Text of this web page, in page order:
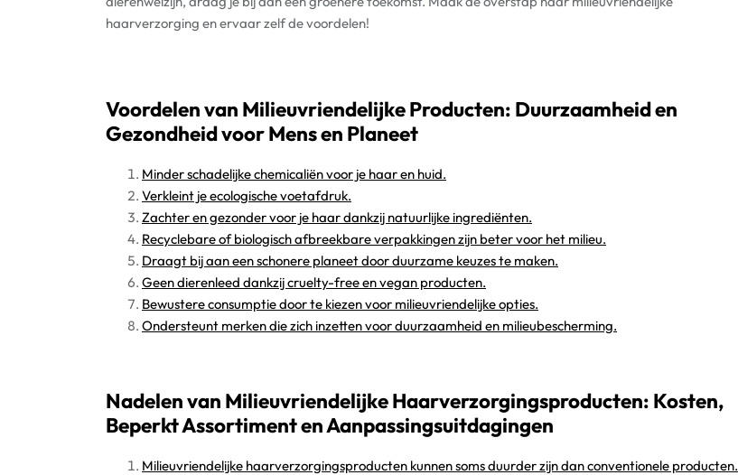
haarverzorging en ervaar zelf de voordelen!
Voordelen van Milieuvriendelijke Producten: Duurzaamheid en
Gezondheid voor Mens en Planeet
Minder schadelijke chemicaliën voor je haar en huid.
Verkleint je ecologische voetafdruk.
Zachter en gezonder voor je haar dankzij natuurlijke ingrediënten.
Recyclebare of biologisch afbreekbare verpakkingen zijn beter voor het milieu.
Draagt bij aan een schonere planeet door duurzame keuzes te maken.
Geen dierenleed dankzij cruelty-free en vegan producten.
Bewustere consumptie door te kiezen voor milieuvriendelijke opties.
Ondersteunt merken die zich inzetten voor duurzaamheid en milieubescherming.
Nadelen van Milieuvriendelijke Haarverzorgingsproducten: Kosten,
Beperkt Assortiment en Aanpassingsuitdagingen
Milieuvriendelijke haarverzorgingsproducten kunnen soms duurder zijn dan conventionele producten.